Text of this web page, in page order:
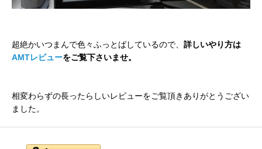
超絶かいつまんで色々ふっとばしているので、 詳しいやり方は
AMTレビューをご覧下さいませ。
相変わらずの長ったらしいレビューをご覧頂きありがとうござい
ました。